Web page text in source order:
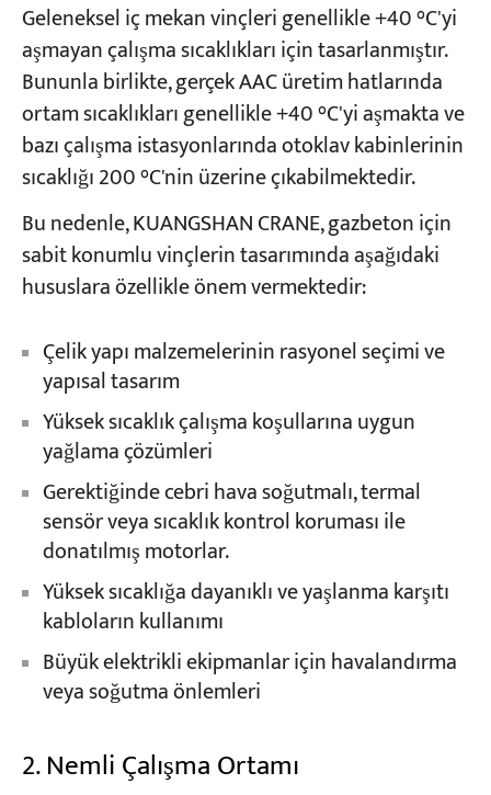
Geleneksel iç mekan vinçleri genellikle +40 °C'yi
aşmayan çalışma sıcaklıkları için tasarlanmıştır.
Bununla birlikte, gerçek AAC üretim hatlarında
ortam sıcaklıkları genellikle +40 °C'yi aşmakta ve
bazı çalışma istasyonlarında otoklav kabinlerinin
sıcaklığı 200 °C'nin üzerine çıkabilmektedir.
Bu nedenle, KUANGSHAN CRANE, gazbeton için
sabit konumlu vinçlerin tasarımında aşağıdaki
hususlara özellikle önem vermektedir:
Çelik yapı malzemelerinin rasyonel seçimi ve
yapısal tasarım
Yüksek sıcaklık çalışma koşullarına uygun
yağlama çözümleri
Gerektiğinde cebri hava soğutmalı, termal
sensör veya sıcaklık kontrol koruması ile
donatılmış motorlar.
Yüksek sıcaklığa dayanıklı ve yaşlanma karşıtı
kabloların kullanımı
Büyük elektrikli ekipmanlar için havalandırma
veya soğutma önlemleri
2. Nemli Çalışma Ortamı